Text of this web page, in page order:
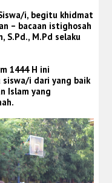
i, begitu khidmat
– bacaan istighosah
S.Pd., M.Pd selaku
1444 H ini
siswa/i dari yang baik
Islam yang